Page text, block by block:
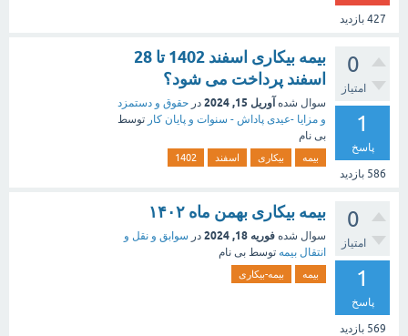
427 بازدید
0
امتیاز
1
پاسخ
586 بازدید
بیمه بیکاری اسفند 1402 تا 28
اسفند پرداخت می شود؟
سوال شده آوریل 15, 2024 در حقوق و دستمزد
و مزایا -عیدی پاداش - سنوات و پایان کار توسط
بی نام
بیمه بیکاری اسفند 1402
0
امتیاز
1
پاسخ
569 بازدید
بیمه بیکاری بهمن ماه ۱۴۰۲
سوال شده فوریه 18, 2024 در سوابق و نقل و
انتقال بیمه‌ توسط بی نام
بیمه بیمه-بیکاری